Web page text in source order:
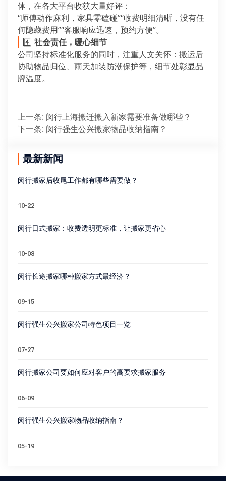
体，在各大平台收获大量好评：
“师傅动作麻利，家具零磕碰”“收费明细清晰，没有任
何隐藏费用”“客服响应迅速，预约方便”。
4️⃣ 社会责任，暖心细节
公司坚持标准化服务的同时，注重人文关怀：搬运后
协助物品归位、雨天加装防潮保护等，细节处彰显品
牌温度。
上一条: 闵行上海搬迁搬入新家需要准备做哪些？
下一条: 闵行强生公兴搬家物品收纳指南？
最新新闻
闵行搬家后收尾工作都有哪些需要做？
10-22
闵行日式搬家：收费透明更标准，让搬家更省心
10-08
闵行长途搬家哪种搬家方式最经济？
09-15
闵行强生公兴搬家公司特色项目一览
07-27
闵行搬家公司要如何应对客户的高要求搬家服务
06-09
闵行强生公兴搬家物品收纳指南？
05-19